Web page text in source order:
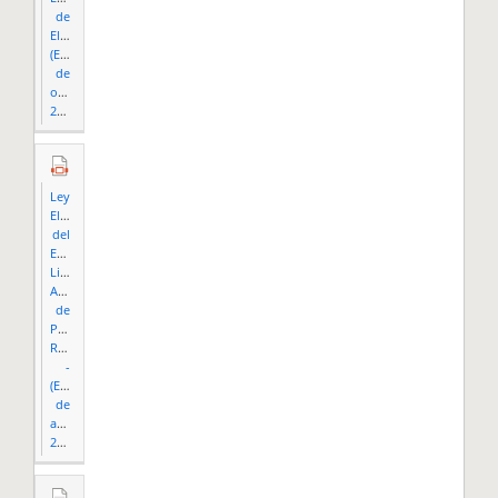
de
Elecciones
(Edición
de
octubre
2014).pdf
Ley
Electoral
del
Estado
Libre
Asociado
de
Puerto
Rico
-
(Edición
de
agosto
2016).pdf